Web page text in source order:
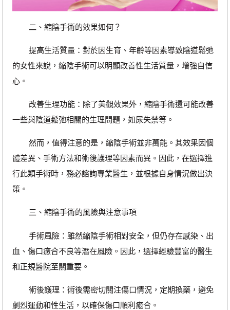
二、縮陰手術的效果如何？
提高生活質量：對於因生育、年齡等因素導致陰道鬆弛
的女性來說，縮陰手術可以明顯改善性生活質量，增強自信
心。
改善生理功能：除了美觀效果外，縮陰手術還可能改善
一些與陰道鬆弛相關的生理問題，如尿失禁等。
然而，值得注意的是，縮陰手術並非萬能。其效果因個
體差異、手術方法和術後護理等因素而異。因此，在選擇進
行此類手術時，務必諮詢專業醫生，並根據自身情況做出決
策。
三、縮陰手術的風險與注意事項
手術風險：雖然縮陰手術相對安全，但仍存在感染、出
血、傷口癒合不良等潛在風險。因此，選擇經驗豐富的醫生
和正規醫院至關重要。
術後護理：術後需密切關注傷口情況，定期換藥，避免
劇烈運動和性生活，以確保傷口順利癒合。